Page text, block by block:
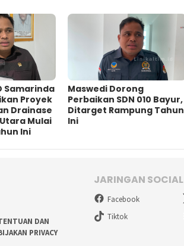
Samarinda
Proyek
Drainase
Mulai
Ini
Maswedi Dorong
Perbaikan SDN 010 Bayur,
Ditarget Rampung Tahun
Ini
DAN
PRIVACY
JARINGAN SOCIAL
Facebook
Tiktok